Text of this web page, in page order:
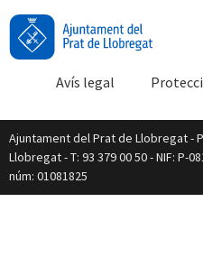
Avís legal
Ajuntament del Prat de Llobregat -
Llobregat - T: 93 379 00 50 - NIF: P-
núm: 01081825